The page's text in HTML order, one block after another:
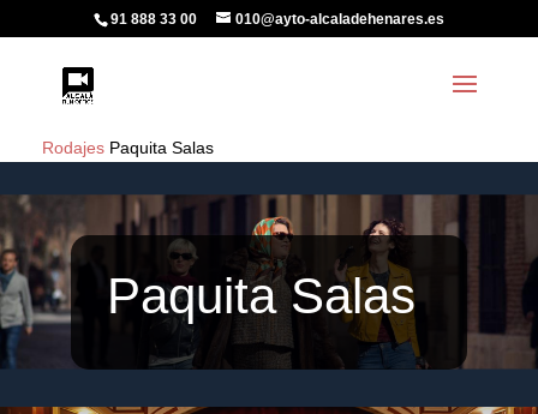
91 888 33 00 010@ayto-alcaladehenares.es
Rodajes Paquita Salas
Paquita Salas